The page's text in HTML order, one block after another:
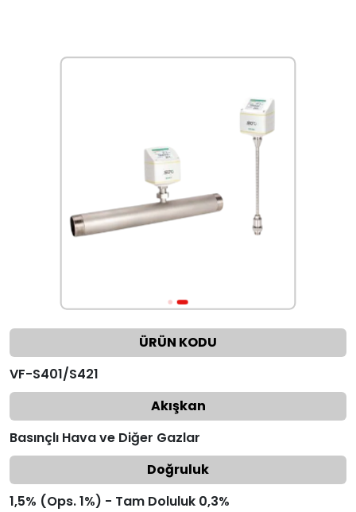
ÜRÜN KODU
VF-S401/S421
Akışkan
Basınçlı Hava ve Diğer Gazlar
Doğruluk
1,5% (Ops. 1%) - Tam Doluluk 0,3%